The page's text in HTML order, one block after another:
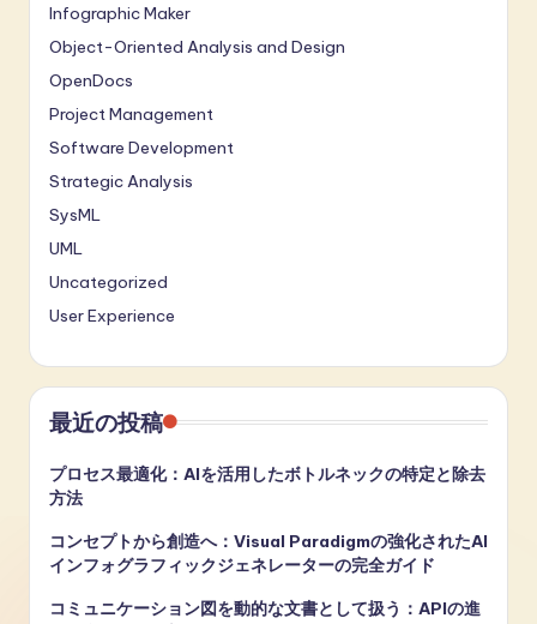
Infographic Maker
Object-Oriented Analysis and Design
OpenDocs
Project Management
Software Development
Strategic Analysis
SysML
UML
Uncategorized
User Experience
最近の投稿
プロセス最適化：AIを活用したボトルネックの特定と除去
方法
コンセプトから創造へ：Visual Paradigmの強化されたAI
インフォグラフィックジェネレーターの完全ガイド
コミュニケーション図を動的な文書として扱う：APIの進